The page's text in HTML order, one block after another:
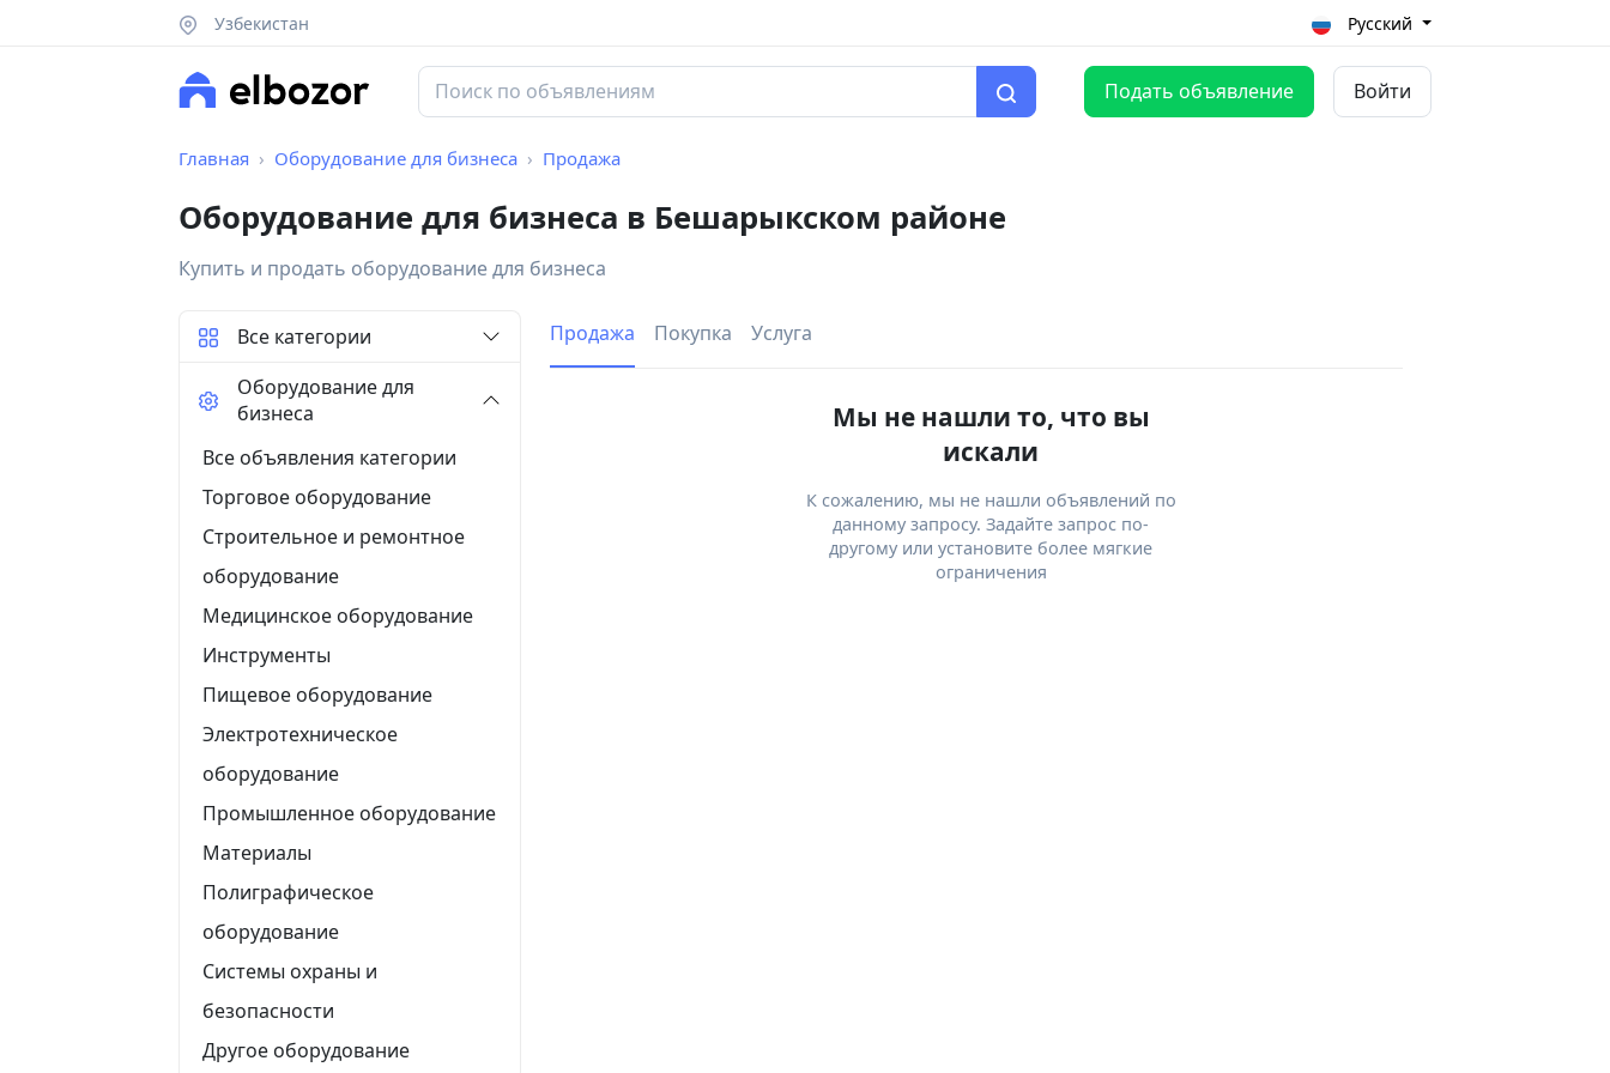
Узбекистан Русский
Подать объявление Войти
Главная Оборудование для бизнеса Продажа
Оборудование для бизнеса в Бешарыкском районе
Купить и продать оборудование для бизнеса
Продажа Покупка Услуга
Мы не нашли то, что вы
искали
К сожалению, мы не нашли объявлений по
данному запросу. Задайте запрос по-
другому или установите более мягкие
ограничения
Все категории
Оборудование для
бизнеса
Все объявления категории
Торговое оборудование
Строительное и ремонтное
оборудование
Медицинское оборудование
Инструменты
Пищевое оборудование
Электротехническое
оборудование
Промышленное оборудование
Материалы
Полиграфическое
оборудование
Системы охраны и
безопасности
Другое оборудование